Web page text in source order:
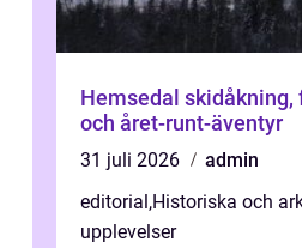
Hemsedal skidåkning, fjällupplevelser
och året-runt-äventyr
31 juli 2026
admin
editorial ,Historiska och
upplevelser